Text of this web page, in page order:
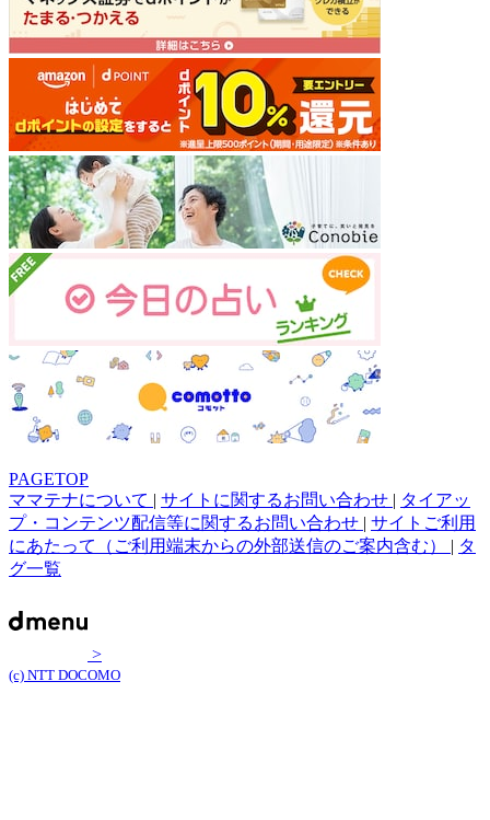
PAGETOP
ママテナについて | サイトに関するお問い合わせ | タイアッ
プ・コンテンツ配信等に関するお問い合わせ | サイトご利用
にあたって（ご利用端末からの外部送信のご案内含む） | タ
グ一覧
>
(c) NTT DOCOMO